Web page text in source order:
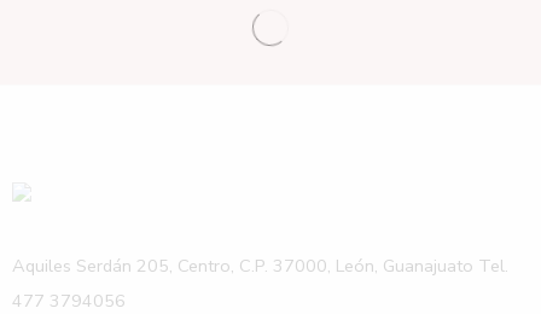
Aquiles Serdán 205, Centro, C.P. 37000, León, Guanajuato Tel.
477 3794056